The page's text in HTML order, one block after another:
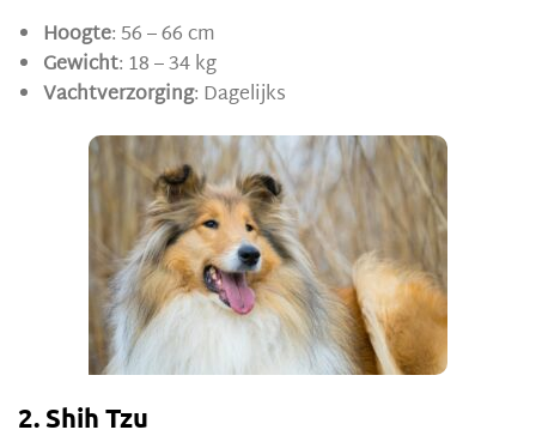
Hoogte: 56 – 66 cm
Gewicht: 18 – 34 kg
Vachtverzorging: Dagelijks
2. Shih Tzu